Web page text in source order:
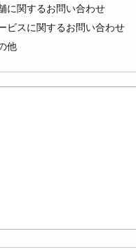
に関するお問い合わせ
ビスに関するお問い合わせ
他